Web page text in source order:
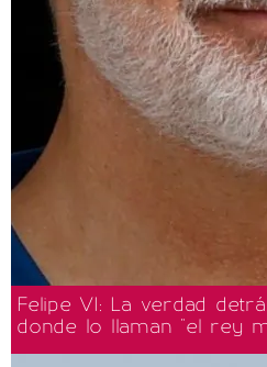
Felipe VI: La verdad
donde lo llaman "el rey